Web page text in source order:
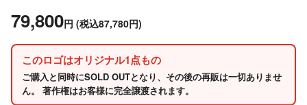
79,800円 (税込87,780円)
このロゴはオリジナル1点もの
ご購入と同時にSOLD OUTとなり、その後の再販は一切ありませ
ん。 著作権はお客様に完全譲渡されます。